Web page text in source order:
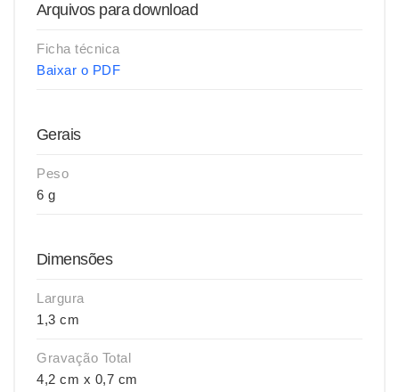
Arquivos para download
Ficha técnica
Baixar o PDF
Gerais
Peso
6 g
Dimensões
Largura
1,3 cm
Gravação Total
4,2 cm x 0,7 cm